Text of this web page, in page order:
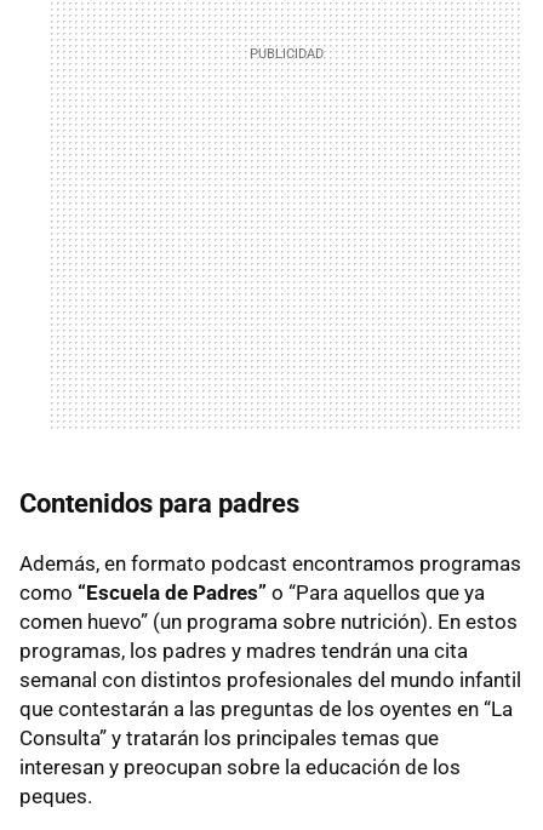
Contenidos para padres
Además, en formato podcast encontramos programas
como “Escuela de Padres” o “Para aquellos que ya
comen huevo” (un programa sobre nutrición). En estos
programas, los padres y madres tendrán una cita
semanal con distintos profesionales del mundo infantil
que contestarán a las preguntas de los oyentes en “La
Consulta” y tratarán los principales temas que
interesan y preocupan sobre la educación de los
peques.